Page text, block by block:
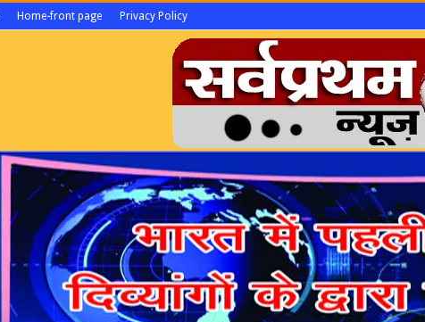
Home-front page Privacy Policy